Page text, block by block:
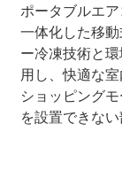
ポータブルエ
一体化した移
ー冷凍技術と
用し、快適な
ショッピング
を設置できない